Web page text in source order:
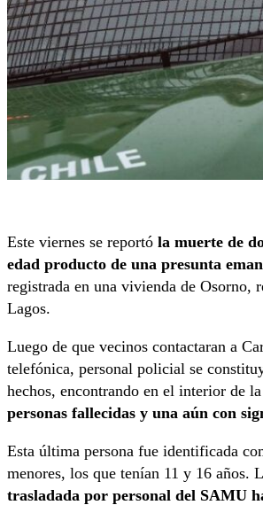
Este viernes se reportó la muerte de
edad producto de una presunta
registrada en una vivienda de Osorno,
Lagos.
Luego de que vecinos contactaran a
telefónica, personal policial se
hechos, encontrando en el interior de la
personas fallecidas y una aún con
Esta última persona fue identificada
menores, los que tenían 11 y 16 años.
trasladada por personal del SAMU